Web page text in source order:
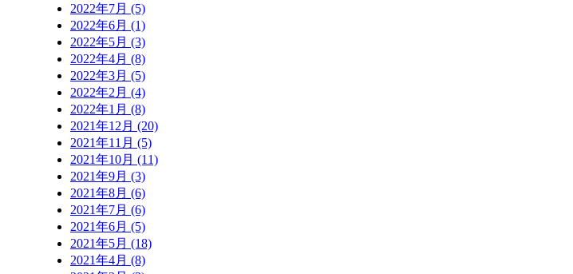
2022年7月 (5)
2022年6月 (1)
2022年5月 (3)
2022年4月 (8)
2022年3月 (5)
2022年2月 (4)
2022年1月 (8)
2021年12月 (20)
2021年11月 (5)
2021年10月 (11)
2021年9月 (3)
2021年8月 (6)
2021年7月 (6)
2021年6月 (5)
2021年5月 (18)
2021年4月 (8)